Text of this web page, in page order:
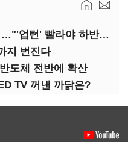
길어지는 K-반도체 혹한기…"'업턴' 빨라야 하반기"
지 번진다
도체 전반에 확산
TV 꺼낸 까닭은?